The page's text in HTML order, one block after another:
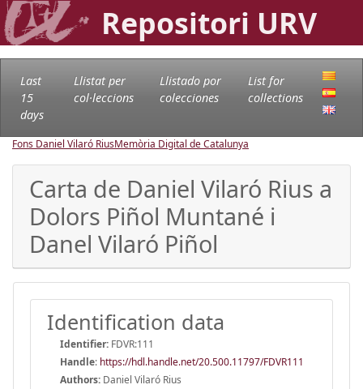
Repositori URV
Last
15
days
Llistat per
col·leccions
Llistado por
colecciones
List for
collections
Fons Daniel Vilaró RiusMemòria Digital de Catalunya
Carta de Daniel Vilaró Rius a
Dolors Piñol Muntané i
Danel Vilaró Piñol
Identification data
Identifier: FDVR:111
Handle: https://hdl.handle.net/20.500.11797/FDVR111
Authors: Daniel Vilaró Rius